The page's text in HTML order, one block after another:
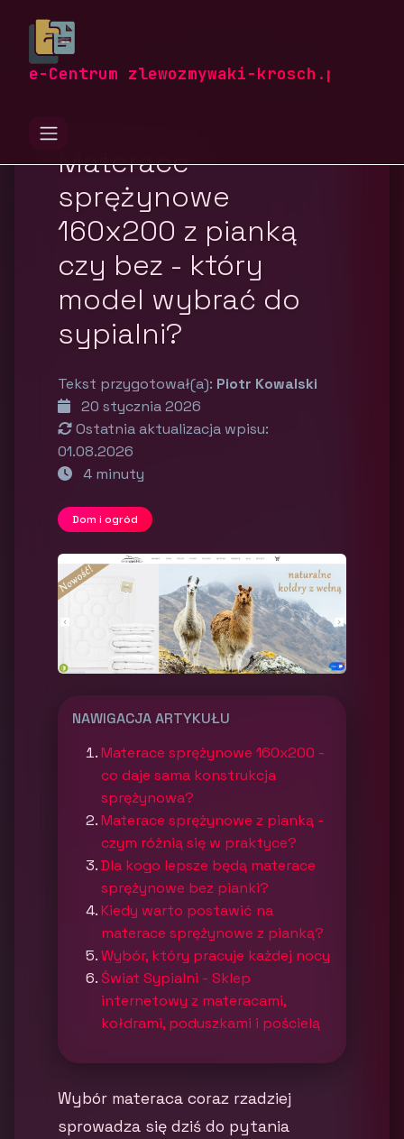
e-Centrum zlewozmywaki-krosch.pl
zlewozmywaki-krosch.pl
Materace
sprężynowe
160x200 z pianką
czy bez - który
model wybrać do
sypialni?
Tekst przygotował(a): Piotr Kowalski
20 stycznia 2026
Ostatnia aktualizacja wpisu:
01.08.2026
4 minuty
Dom i ogród
NAWIGACJA ARTYKUŁU
Materace sprężynowe 160x200 -
co daje sama konstrukcja
sprężynowa?
Materace sprężynowe z pianką -
czym różnią się w praktyce?
Dla kogo lepsze będą materace
sprężynowe bez pianki?
Kiedy warto postawić na
materace sprężynowe z pianką?
Wybór, który pracuje każdej nocy
Świat Sypialni - Sklep
internetowy z materacami,
kołdrami, poduszkami i pościelą
Wybór materaca coraz rzadziej
sprowadza się dziś do pytania